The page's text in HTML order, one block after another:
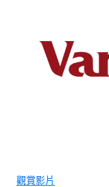
觀賞影片